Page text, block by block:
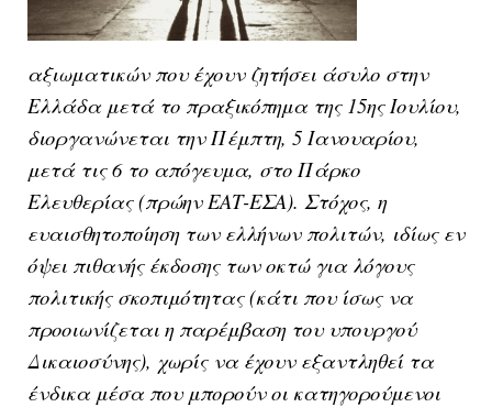
αξιωματικών που έχουν ζητήσει άσυλο στην
Ελλάδα μετά το πραξικόπημα της 15ης Ιουλίου,
διοργανώνεται την Πέμπτη, 5 Ιανουαρίου,
μετά τις 6 το απόγευμα, στο Πάρκο
Ελευθερίας (πρώην ΕΑΤ-ΕΣΑ). Στόχος, η
ευαισθητοποίηση των ελλήνων πολιτών, ιδίως εν
όψει πιθανής έκδοσης των οκτώ για λόγους
πολιτικής σκοπιμότητας (κάτι που ίσως να
προοιωνίζεται η παρέμβαση του υπουργού
Δικαιοσύνης), χωρίς να έχουν εξαντληθεί τα
ένδικα μέσα που μπορούν οι κατηγορούμενοι